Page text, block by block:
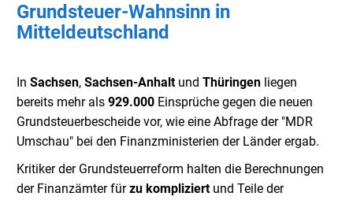
Grundsteuer-Wahnsinn in
Mitteldeutschland
In Sachsen, Sachsen-Anhaltund Thüringen liegen
bereits mehr als 929.000 Einsprüche gegen die neuen
Grundsteuerbescheide vor, wie eine Abfrage der "MDR
Umschau" bei den Finanzministerien der Länder ergab.
Kritiker der Grundsteuerreform halten die Berechnungen
der Finanzämter fürzu kompliziertund Teile der